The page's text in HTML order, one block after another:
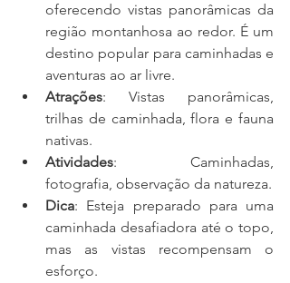
oferecendo vistas panorâmicas da
região montanhosa ao redor. É um
destino popular para caminhadas e
aventuras ao ar livre.
Atrações: Vistas panorâmicas,
trilhas de caminhada, flora e fauna
nativas.
Atividades: Caminhadas,
fotografia, observação da natureza.
Dica: Esteja preparado para uma
caminhada desafiadora até o topo,
mas as vistas recompensam o
esforço.